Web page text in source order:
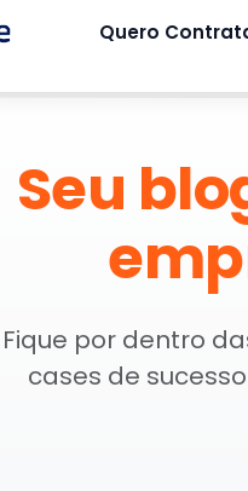
Quero
Seu
Fique por dentro
cases de